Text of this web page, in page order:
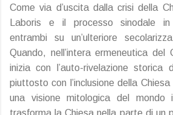
Come via d’uscita dalla crisi della
Laboris e il processo sinodale in
entrambi su un’ulteriore
Quando, nell’intera ermeneutica del
inizia con l’auto-rivelazione
piuttosto con l’inclusione della
una visione mitologica del mondo
trasforma la Chiesa nella parte di un